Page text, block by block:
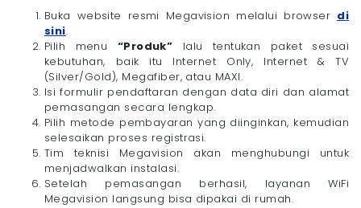
Buka website resmi Megavision melalui browser di
sini.
Pilih menu “Produk” lalu tentukan paket sesuai
kebutuhan, baik itu Internet Only, Internet & TV
(Silver/Gold), Megafiber, atau MAXI.
Isi formulir pendaftaran dengan data diri dan alamat
pemasangan secara lengkap.
Pilih metode pembayaran yang diinginkan, kemudian
selesaikan proses registrasi.
Tim teknisi Megavision akan menghubungi untuk
menjadwalkan instalasi.
Setelah pemasangan berhasil, layanan WiFi
Megavision langsung bisa dipakai di rumah.